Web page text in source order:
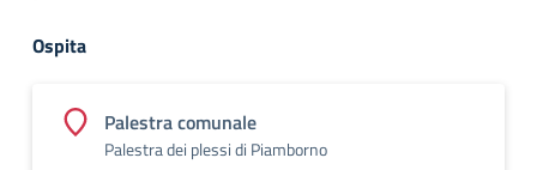
Ospita
Palestra comunale
Palestra dei plessi di Piamborno